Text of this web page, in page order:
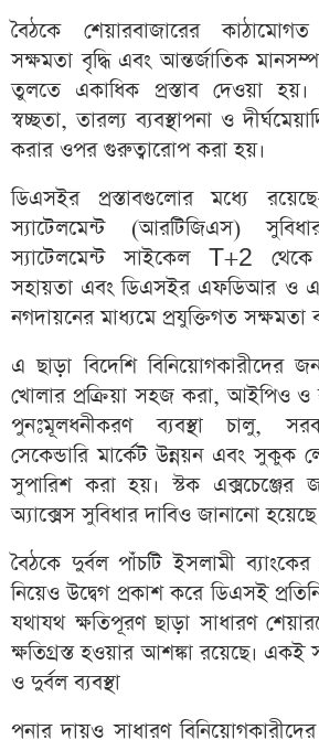
বৈঠকে শেয়ারবাজারের
সক্ষমতা বৃদ্ধি এবং আন্তর্জাতিক
তুলতে একাধিক প্রস্তাব দেওয়া
স্বচ্ছতা, তারল্য ব্যবস্থাপনা ও
করার ওপর গুরুত্বারোপ করা হয়।
ডিএসইর প্রস্তাবগুলোর মধ্যে
স্যাটেলমেন্ট (আরটিজিএস)
স্যাটেলমেন্ট সাইকেল T+2
সহায়তা এবং ডিএসইর এফডিআর ও
নগদায়নের মাধ্যমে প্রযুক্তিগত সক্ষমতা
এ ছাড়া বিদেশি বিনিয়োগকারীদের
খোলার প্রক্রিয়া সহজ করা, আইপিও ও
পুনঃমূলধনীকরণ ব্যবস্থা চালু,
সেকেন্ডারি মার্কেট উন্নয়ন এবং সুকুক
সুপারিশ করা হয়। স্টক এক্সচেঞ্জের
অ্যাক্সেস সুবিধার দাবিও জানানো
বৈঠকে দুর্বল পাঁচটি ইসলামী
নিয়েও উদ্বেগ প্রকাশ করে ডিএসই
যথাযথ ক্ষতিপূরণ ছাড়া সাধারণ
ক্ষতিগ্রস্ত হওয়ার আশঙ্কা রয়েছে।
ও দুর্বল ব্যবস্থা
পনার দায়ও সাধারণ